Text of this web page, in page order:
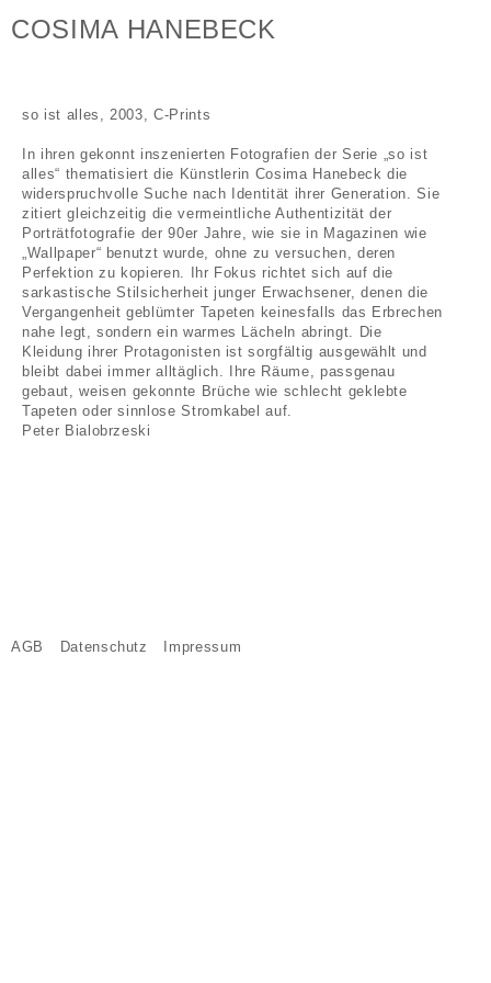
COSIMA HANEBECK
so ist alles, 2003, C-Prints
In ihren gekonnt inszenierten Fotografien der Serie „so ist
alles“ thematisiert die Künstlerin Cosima Hanebeck die
widerspruchvolle Suche nach Identität ihrer Generation. Sie
zitiert gleichzeitig die vermeintliche Authentizität der
Porträtfotografie der 90er Jahre, wie sie in Magazinen wie
„Wallpaper“ benutzt wurde, ohne zu versuchen, deren
Perfektion zu kopieren. Ihr Fokus richtet sich auf die
sarkastische Stilsicherheit junger Erwachsener, denen die
Vergangenheit geblümter Tapeten keinesfalls das Erbrechen
nahe legt, sondern ein warmes Lächeln abringt. Die
Kleidung ihrer Protagonisten ist sorgfältig ausgewählt und
bleibt dabei immer alltäglich. Ihre Räume, passgenau
gebaut, weisen gekonnte Brüche wie schlecht geklebte
Tapeten oder sinnlose Stromkabel auf.
Peter Bialobrzeski
AGB Datenschutz Impressum